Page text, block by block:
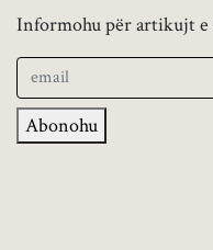
Informohu për artikujt
Abonohu